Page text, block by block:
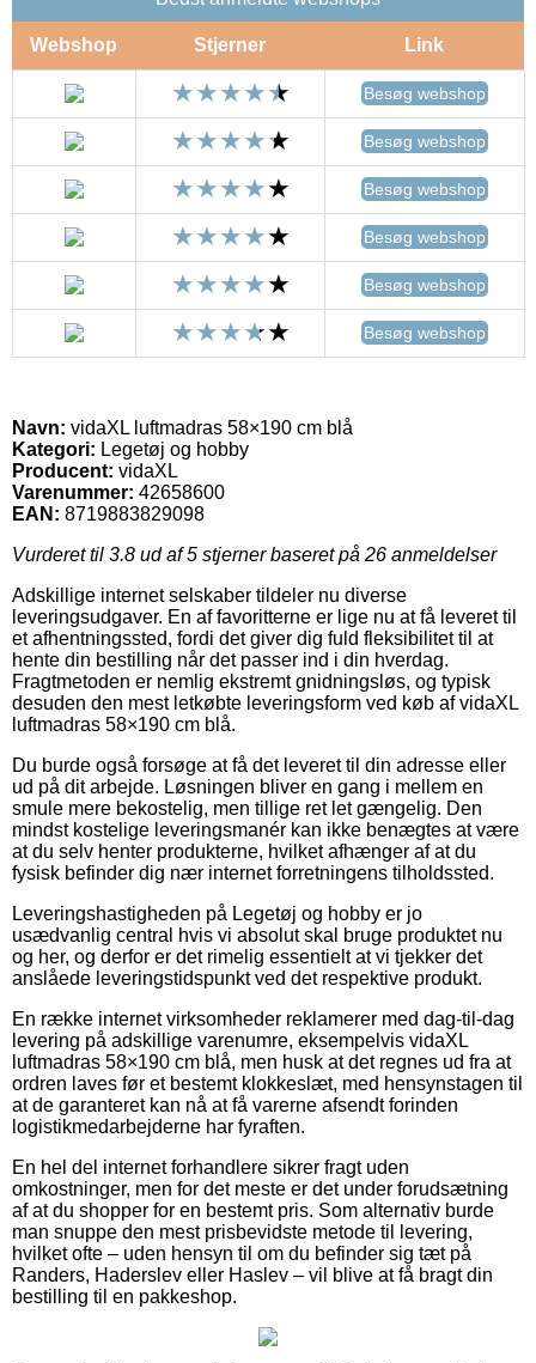
Webshop Stjerner Link
Besøg webshop
Besøg webshop
Besøg webshop
Besøg webshop
Besøg webshop
Besøg webshop
Navn: vidaXL luftmadras 58×190 cm blå
Kategori: Legetøj og hobby
Producent: vidaXL
Varenummer: 42658600
EAN: 8719883829098
Vurderet til 3.8 ud af 5 stjerner baseret på 26 anmeldelser
Adskillige internet selskaber tildeler nu diverse
leveringsudgaver. En af favoritterne er lige nu at få leveret til
et afhentningssted, fordi det giver dig fuld fleksibilitet til at
hente din bestilling når det passer ind i din hverdag.
Fragtmetoden er nemlig ekstremt gnidningsløs, og typisk
desuden den mest letkøbte leveringsform ved køb af vidaXL
luftmadras 58×190 cm blå.
Du burde også forsøge at få det leveret til din adresse eller
ud på dit arbejde. Løsningen bliver en gang i mellem en
smule mere bekostelig, men tillige ret let gængelig. Den
mindst kostelige leveringsmanér kan ikke benægtes at være
at du selv henter produkterne, hvilket afhænger af at du
fysisk befinder dig nær internet forretningens tilholdssted.
Leveringshastigheden på Legetøj og hobby er jo
usædvanlig central hvis vi absolut skal bruge produktet nu
og her, og derfor er det rimelig essentielt at vi tjekker det
anslåede leveringstidspunkt ved det respektive produkt.
En række internet virksomheder reklamerer med dag-til-dag
levering på adskillige varenumre, eksempelvis vidaXL
luftmadras 58×190 cm blå, men husk at det regnes ud fra at
ordren laves før et bestemt klokkeslæt, med hensynstagen til
at de garanteret kan nå at få varerne afsendt forinden
logistikmedarbejderne har fyraften.
En hel del internet forhandlere sikrer fragt uden
omkostninger, men for det meste er det under forudsætning
af at du shopper for en bestemt pris. Som alternativ burde
man snuppe den mest prisbevidste metode til levering,
hvilket ofte – uden hensyn til om du befinder sig tæt på
Randers, Haderslev eller Haslev – vil blive at få bragt din
bestilling til en pakkeshop.